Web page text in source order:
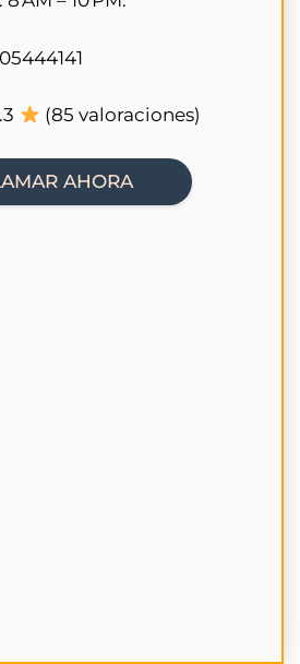
(85 valoraciones)
AHORA